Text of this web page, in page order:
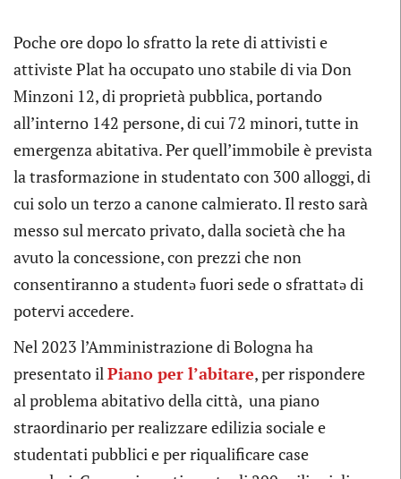
Poche ore dopo lo sfratto la rete di attivisti e
attiviste Plat ha occupato uno stabile di via Don
Minzoni 12, di proprietà pubblica, portando
all’interno 142 persone, di cui 72 minori, tutte in
emergenza abitativa. Per quell’immobile è prevista
la trasformazione in studentato con 300 alloggi, di
cui solo un terzo a canone calmierato. Il resto sarà
messo sul mercato privato, dalla società che ha
avuto la concessione, con prezzi che non
consentiranno a studentə fuori sede o sfrattatə di
potervi accedere.
Nel 2023 l’Amministrazione di Bologna ha
presentato ilPiano per l’abitare, per rispondere
al problema abitativo della città, una piano
straordinario per realizzare edilizia sociale e
studentati pubblici e per riqualificare case